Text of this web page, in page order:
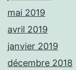
mai 2019
avril 2019
janvier 2019
décembre 2018